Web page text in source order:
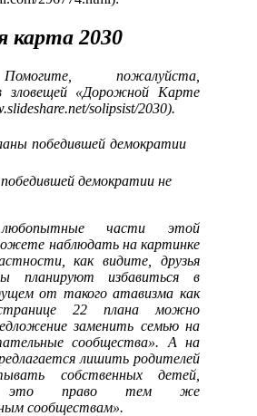
карта 2030
пожалуйста,
зловещей «Дорожной Карте
solipsist/2030).
демократии не
части этой
наблюдать на картинке
как видите, друзья
планируют избавиться в
от такого атавизма как
22 плана можно
заменить семью на
сообщества». А на
лишить родителей
собственных детей,
это право тем же
сообществам».